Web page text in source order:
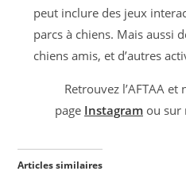
peut inclure des jeux
parcs à chiens. Mais aussi
chiens amis, et d’autres
Retrouvez l’AFTAA
page Instagram ou sur
Articles similaires